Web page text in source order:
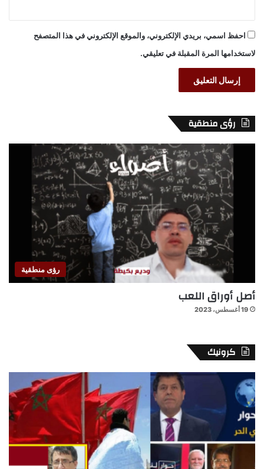
احفظ اسمي، بريدي الإلكتروني، والموقع الإلكتروني في هذا المتصفح
لاستخدامها المرة المقبلة في تعليقي.
رؤى منطقية
رؤى منطقية
أصل أوراق اللعب
19 أغسطس، 2023
كرونيك